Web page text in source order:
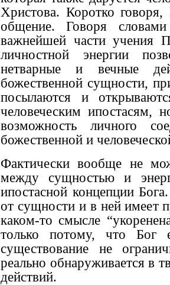
Христова. Коротко
общение. Говоря словами
важнейшей части учения
личностной энергии
нетварные и вечные
божественной сущности,
посылаются и
человеческим ипостасям,
возможность личного
божественной и
Фактически вообще не
между сущностью и
ипостасной концепции
от сущности и в ней имеет
каком-то смысле
только потому, что
существование не
реально обнаруживается в
действий.